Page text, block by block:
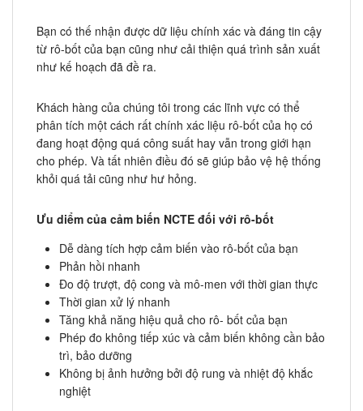
Bạn có thế nhận được dữ liệu chính xác và đáng tin cậy
từ rô-bốt của bạn cũng như cải thiện quá trình sản xuất
như kế hoạch đã đề ra.
Khách hàng của chúng tôi trong các lĩnh vực có thể
phân tích một cách rất chính xác liệu rô-bốt của họ có
đang hoạt động quá công suất hay vẫn trong giới hạn
cho phép. Và tất nhiên điều đó sẽ giúp bảo vệ hệ thống
khỏi quá tải cũng như hư hỏng.
Ưu diểm của cảm biến NCTE đối với rô-bốt
Dễ dàng tích hợp cảm biến vào rô-bốt của bạn
Phản hồi nhanh
Đo độ trượt, độ cong và mô-men với thời gian thực
Thời gian xử lý nhanh
Tăng khả năng hiệu quả cho rô- bốt của bạn
Phép đo không tiếp xúc và cảm biến không cần bảo
trì, bảo dưỡng
Không bị ảnh hưởng bởi độ rung và nhiệt độ khắc
nghiệt